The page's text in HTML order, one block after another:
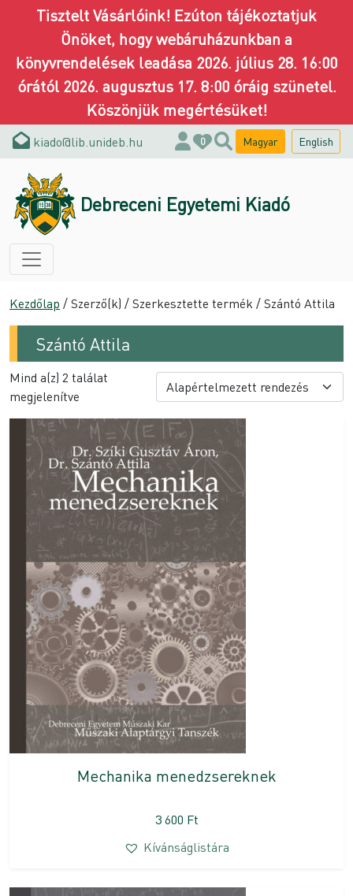
Tisztelt Vásárlóink! Ezúton tájékoztatjuk
Önöket, hogy webáruházunkban a
könyvrendelések leadása 2026. július 28. 16:00
órától 2026. augusztus 17. 8:00 óráig szünetel.
Köszönjük megértésüket!
kiado@lib.unideb.hu 0 Magyar English
Debreceni Egyetemi Kiadó
Kezdőlap / Szerző(k) / Szerkesztette termék / Szántó Attila
Szántó Attila
Mind a(z) 2 találat
megjelenítve
Mechanika menedzsereknek
3 600 Ft
Kívánságlistára